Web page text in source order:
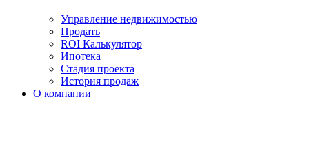
Управление недвижимостью
Продать
ROI Калькулятор
Ипотека
Стадия проекта
История продаж
О компании